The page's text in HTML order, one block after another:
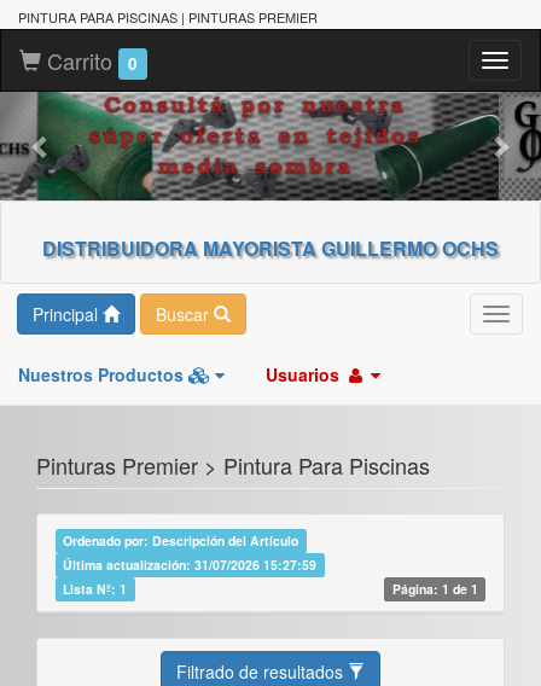
PINTURA PARA PISCINAS | PINTURAS PREMIER
Carrito 0
DISTRIBUIDORA MAYORISTA GUILLERMO OCHS
Principal Buscar
Nuestros Productos Usuarios
Pinturas Premier > Pintura Para Piscinas
Ordenado por: Descripción del Artículo
Última actualización: 31/07/2026 15:27:59
Lista Nº: 1
Página: 1 de 1
Filtrado de resultados